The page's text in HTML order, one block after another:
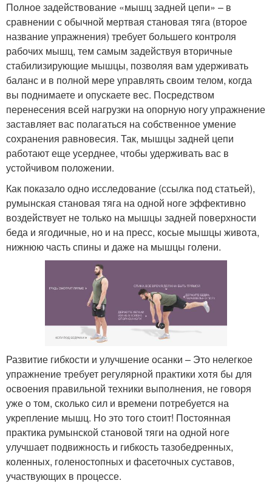
Полное задействование «мышц задней цепи» – в
сравнении с обычной мертвая становая тяга (второе
название упражнения) требует большего контроля
рабочих мышц, тем самым задействуя вторичные
стабилизирующие мышцы, позволяя вам удерживать
баланс и в полной мере управлять своим телом, когда
вы поднимаете и опускаете вес. Посредством
перенесения всей нагрузки на опорную ногу упражнение
заставляет вас полагаться на собственное умение
сохранения равновесия. Так, мышцы задней цепи
работают еще усерднее, чтобы удерживать вас в
устойчивом положении.
Как показало одно исследование (ссылка под статьей),
румынская становая тяга на одной ноге эффективно
воздействует не только на мышцы задней поверхности
беда и ягодичные, но и на пресс, косые мышцы живота,
нижнюю часть спины и даже на мышцы голени.
Развитие гибкости и улучшение осанки – Это нелегкое
упражнение требует регулярной практики хотя бы для
освоения правильной техники выполнения, не говоря
уже о том, сколько сил и времени потребуется на
укрепление мышц. Но это того стоит! Постоянная
практика румынской становой тяги на одной ноге
улучшает подвижность и гибкость тазобедренных,
коленных, голеностопных и фасеточных суставов,
участвующих в процессе.